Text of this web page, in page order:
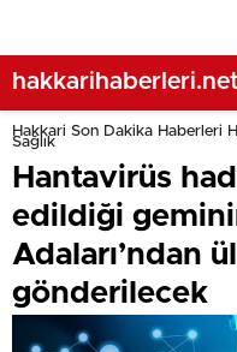
hakkarihaberleri.net
Hakkari Son Dakika Haberleri
Sağlık
Hantavirüs
edildiği
Adaları’ndan
gönderilecek